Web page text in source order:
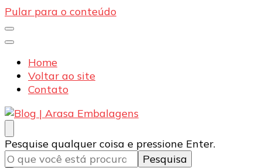
Pular para o conteúdo
Home
Voltar ao site
Contato
Blog | Arasa Embalagens
Confira conteúdos sobre embalagens para pizzas,
doces e salgados. Tudo para seu comércio com a
qualidade Arasa. Leia nossos conteúdos!
Procurando
algo?
Pesquise qualquer coisa e pressione Enter.